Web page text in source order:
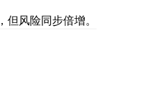
风险同步倍增。